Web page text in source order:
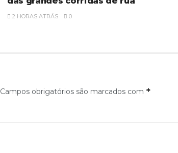
2 HORAS ATRÁS 0
Campos obrigatórios são marcados com *